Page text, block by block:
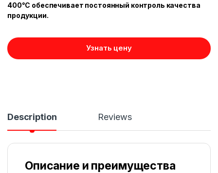
400°C обеспечивает постоянный контроль качества
продукции.
Узнать цену
Description Reviews
Описание и преимущества